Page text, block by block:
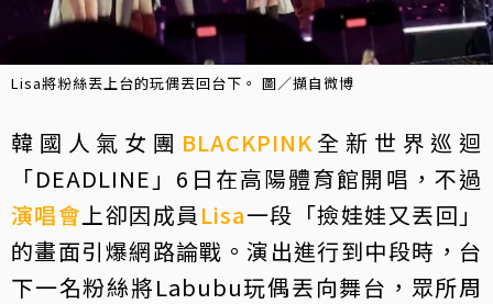
Lisa將粉絲丟上台的玩偶丟回台下。 圖／擷自微博
韓國人氣女團 BLACKPINK 全新世界巡迴
「DEADLINE」6日在高陽體育館開唱，不過
演唱會 上卻因成員 Lisa一段「撿娃娃又丟回」
的畫面引爆網路論戰。演出進行到中段時，台
下一名粉絲將Labubu玩偶丟向舞台，眾所周